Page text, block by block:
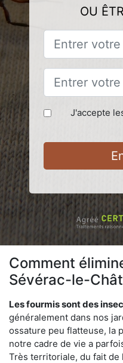
OU
J'accepte
Comment
Sévérac-le-
Les fourmis sont des
généralement dans nos
ossature peu flatteuse, la
notre cadre de vie a
Très territoriale, du fait de